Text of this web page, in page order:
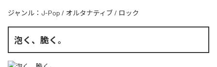
ジャンル： J-Pop / オルタナティブ / ロック
泡く、脆く。